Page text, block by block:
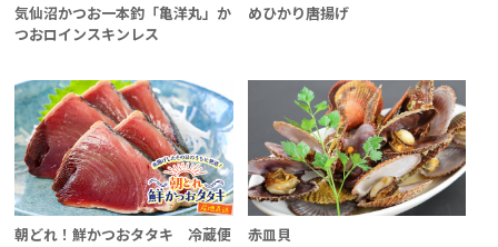
気仙沼かつお一本釣「亀洋丸」か
つおロインスキンレス
めひかり唐揚げ
朝どれ！鮮かつおタタキ 冷蔵便 赤皿貝